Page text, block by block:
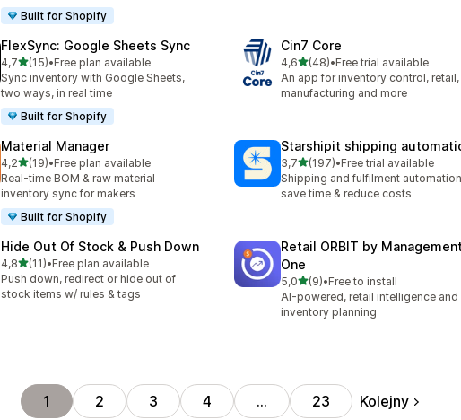
Built for Shopify
FlexSync: Google Sheets Sync
4,7na 5 gwiazdek
(15)
Łączna liczba recenzji: 15
•Free plan available
Sync inventory with Google Sheets,
two ways, in real time
Built for Shopify
Cin7 Core
4,6na 5 gwiazdek
(48)
Łączna liczba recenzji: 48
•Free trial available
An app for inventory control, retail,
manufacturing and more
Material Manager
4,2na 5 gwiazdek
(19)
Łączna liczba recenzji: 19
•Free plan available
Real-time BOM & raw material
inventory sync for makers
Built for Shopify
Starshipit shipping
3,7na 5 gwiazdek
(197)
Łączna liczba recenzji: 197
•Free trial available
Shipping and fulfilment
save time & reduce costs
Hide Out Of Stock & Push Down
4,8na 5 gwiazdek
(11)
Łączna liczba recenzji: 11
•Free plan available
Push down, redirect or hide out of
stock items w/ rules & tags
Retail ORBIT by Management
One
5,0na 5 gwiazdek
(9)
Łączna liczba recenzji: 9
•Free to install
AI-powered, retail intelligence and
inventory planning
1 2 3 4 … 23 Kolejny